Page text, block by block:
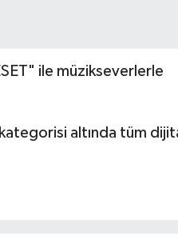
ile müzikseverlerle
altında tüm